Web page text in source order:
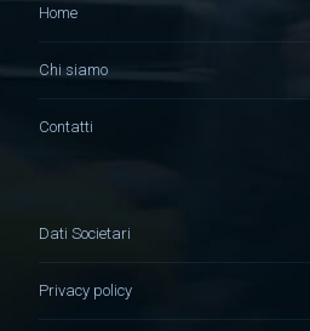
Home
Chi siamo
Contatti
Dati Societari
Privacy policy